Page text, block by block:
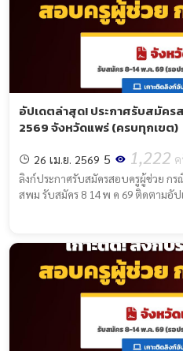
อัปเดตล่าสุด! ประกาศรับสมัค
2569 จังหวัดแพร่ (ครบทุกเขต)
26 เม.ย. 2569 5 1,222 ค
ลิงก์ประกาศรับสมัครสอบครูผู้ช่วย ก
สพม รับสมัคร 8 14 พ ค 69 ติดตามอั